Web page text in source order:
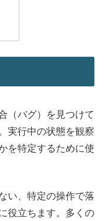
（バグ）を見つけて
実行中の状態を観察
を特定するために使
い、特定の操作で落
役立ちます。多くの